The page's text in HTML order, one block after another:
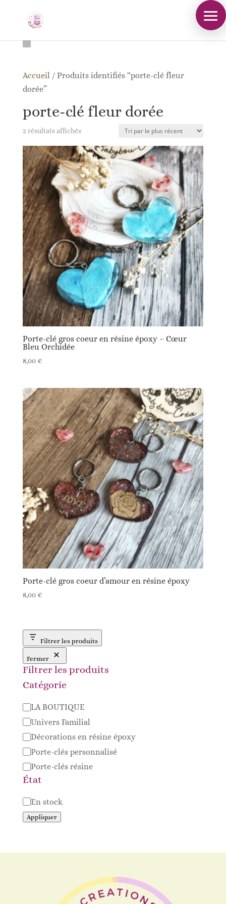
Accueil / Produits identifiés “porte-clé fleur
dorée”
porte-clé fleur dorée
2 résultats affichésTrié
plus
récent
au
ancien
Porte-clé gros coeur en résine époxy – Cœur
Bleu Orchidée
8,00 €
Porte-clé gros coeur d’amour en résine époxy
8,00 €
Filtrer les produits
Fermer
Filtrer les produits
Catégorie
Catégorie
LA BOUTIQUE
Univers Familial
Décorations en résine époxy
Porte-clés personnalisé
Porte-clés résine
État
Disponibilité
En stock
Appliquer